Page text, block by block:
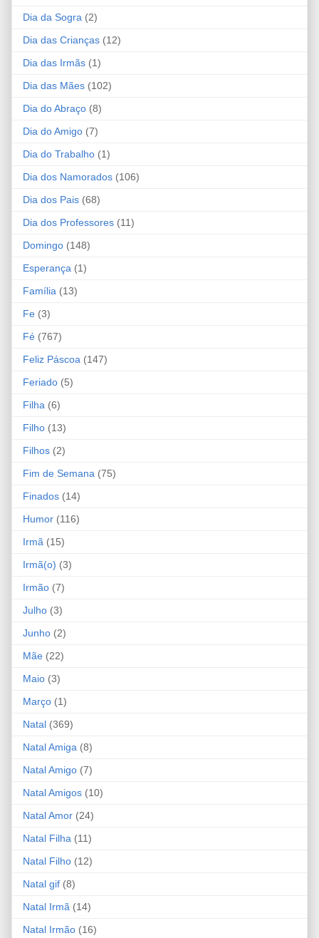
Dia da Sogra (2)
Dia das Crianças (12)
Dia das Irmãs (1)
Dia das Mães (102)
Dia do Abraço (8)
Dia do Amigo (7)
Dia do Trabalho (1)
Dia dos Namorados (106)
Dia dos Pais (68)
Dia dos Professores (11)
Domingo (148)
Esperança (1)
Família (13)
Fe (3)
Fé (767)
Feliz Páscoa (147)
Feriado (5)
Filha (6)
Filho (13)
Filhos (2)
Fim de Semana (75)
Finados (14)
Humor (116)
Irmã (15)
Irmã(o) (3)
Irmão (7)
Julho (3)
Junho (2)
Mãe (22)
Maio (3)
Março (1)
Natal (369)
Natal Amiga (8)
Natal Amigo (7)
Natal Amigos (10)
Natal Amor (24)
Natal Filha (11)
Natal Filho (12)
Natal gif (8)
Natal Irmã (14)
Natal Irmão (16)